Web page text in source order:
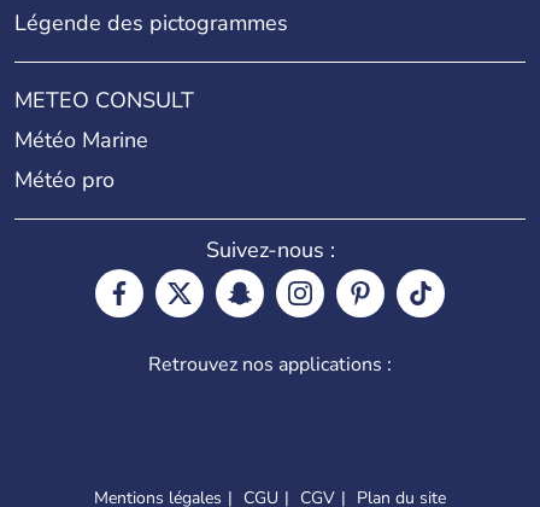
Légende des pictogrammes
METEO CONSULT
Météo Marine
Météo pro
Suivez-nous :
Retrouvez nos applications :
Mentions légales CGU CGV Plan du site